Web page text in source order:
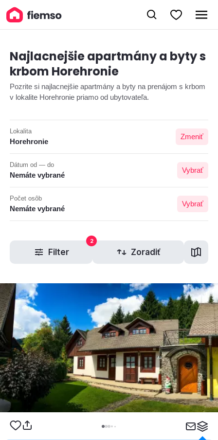
Najlacnejšie apartmány a byty s
krbom Horehronie
Pozrite si najlacnejšie apartmány a byty na prenájom s krbom
v lokalite Horehronie priamo od ubytovateľa.
Lokalita
Horehronie
Zmeniť
Dátum od — do
Nemáte vybrané
Vybrať
Počet osôb
Nemáte vybrané
Vybrať
Filter
2
Zoradiť